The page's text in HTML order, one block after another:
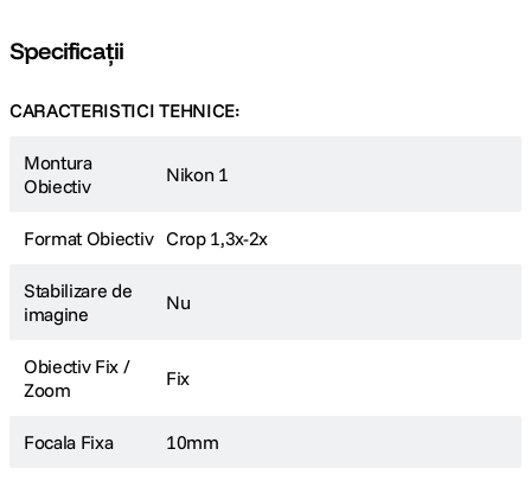
Specificații
CARACTERISTICI TEHNICE:
Montura
Obiectiv
Nikon 1
Format Obiectiv Crop 1,3x-2x
Stabilizare de
imagine
Nu
Obiectiv Fix /
Zoom
Fix
Focala Fixa 10mm